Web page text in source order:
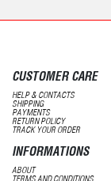
CUSTOMER CARE
HELP & CONTACTS
SHIPPING
PAYMENTS
RETURN POLICY
TRACK YOUR ORDER
INFORMATIONS
ABOUT